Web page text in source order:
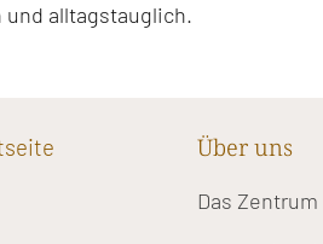
und alltagstauglich.
Über uns
Das Zentrum